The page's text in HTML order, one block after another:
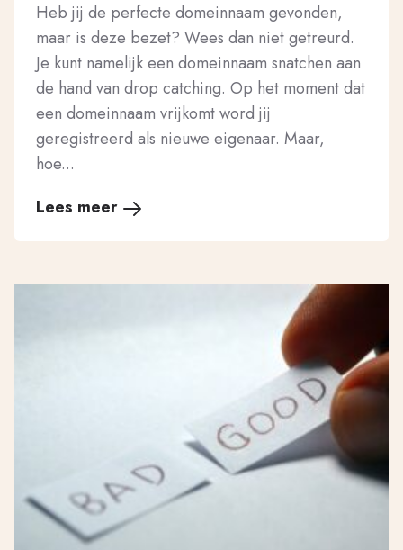
Heb jij de perfecte domeinnaam gevonden,
maar is deze bezet? Wees dan niet getreurd.
Je kunt namelijk een domeinnaam snatchen aan
de hand van drop catching. Op het moment dat
een domeinnaam vrijkomt word jij
geregistreerd als nieuwe eigenaar. Maar,
hoe...
Lees meer